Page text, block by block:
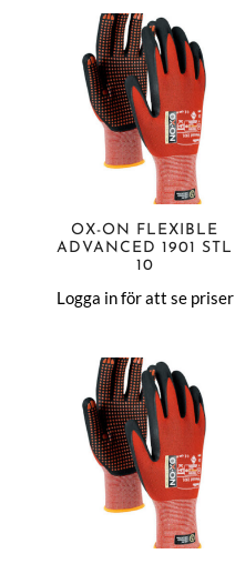
OX-ON FLEXIBLE
ADVANCED 1901 STL
10
Logga in för att se priser